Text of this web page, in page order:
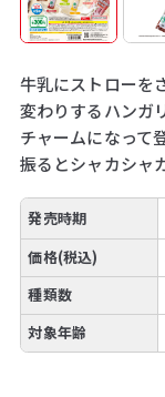
牛乳にストローを
変わりするハンガ
チャームになって登
振るとシャカシャ
発売時期
価格(税込)
種類数
対象年齢